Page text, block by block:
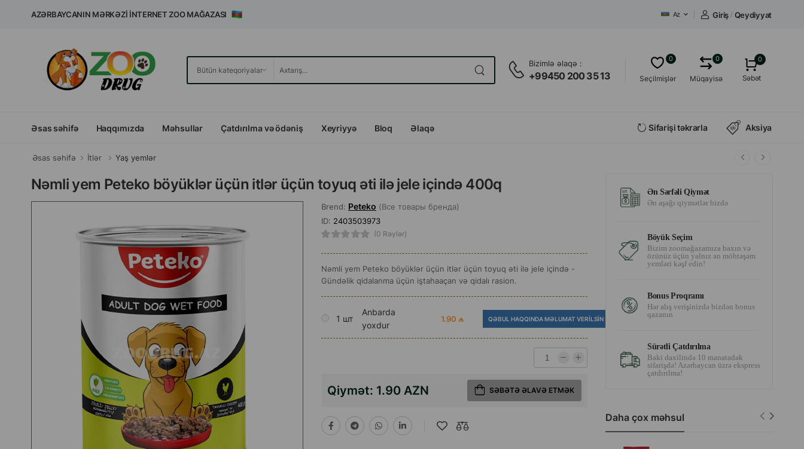
AZƏRBAYCANIN MƏRKƏZI İNTERNET ZOO MAĞAZASI Az Giriş / Qeydiyyat
Bizimlə əlaqə :
+99450 200 35 13 Seçilmişlər
0
Müqayisə
0 0
Səbət
Əsas səhifə Haqqımızda Məhsullar Çatdırılma və ödəniş Xeyriyyə Bloq Əlaqə Sifarişi təkrarla Aksiya
Əsas səhifə İtlər Yaş yemlər
Nəmli yem Peteko böyüklər üçün itlər üçün toyuq əti ilə jele içində 400q
Brend: Peteko (Все товары бренда)
ID: 2403503973
(0 Rəylər)
Nəmli yem Peteko böyüklər üçün itlər üçün toyuq əti ilə jele içində -
Gündəlik qidalanma üçün iştahaaçan və qidalı rasion.
1 шт
Anbarda
yoxdur
1.90 ₼ QƏBUL HAQQINDA MƏLUMAT VERILSIN
Qiymət: 1.90 AZN SƏBƏTƏ ƏLAVƏ ETMƏK
Ən Sərfəli Qiymət
Ən aşağı qiymətlər bizdə
Böyük Seçim
Bizim zoomağazamıza baxın və
özünüz üçün yalnız ən möhtəşəm
yemləri kəşf edin!
Bonus Proqramı
Hər alış verişinizdə bizdən bonus
qazanın
Sürətli Çatdırılma
Baki daxilində 10 manatadək
sifarişdə! Azərbaycan üzrə ekspress
çatdırılma!
Daha çox məhsul